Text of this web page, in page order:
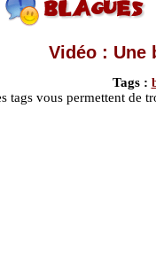
Vidéo : Une
Tags :
tags vous permettent de